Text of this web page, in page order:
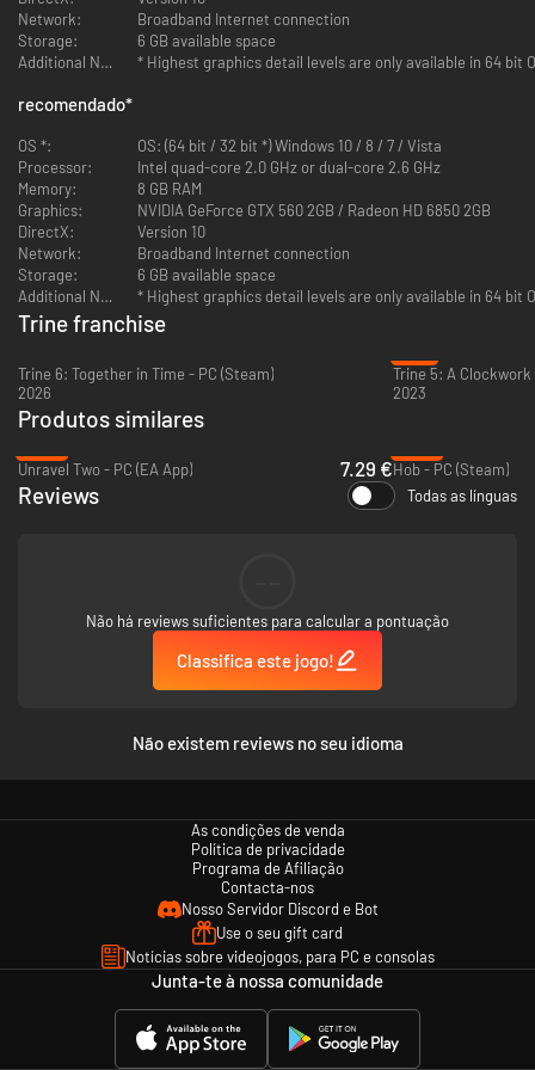
Até três jogadores podem jogar em cooperação online e local. Qualquer
combinação é possível (por exemplo, 2 jogadores locais e 1 online) e você
pode alterar de partida solo para partida multijogador e vice versa.
Jogue com seus amigos do Steam e descubram juntos os segredos!
As Páginas Perdidas
Teste definitivo para suas habilidades, as Páginas Perdidas apresentam
incríveis mecanismos, design focado nos personagens e desafios de
raciocínio absurdos. Você será capaz de desbloquear todas as Páginas
Trilha sonora
O premiado compositor Ari Pulkkinen retorna trazendo uma incrível trilha
Fantasia Fantástica
Viaje por cenários de tirar o fôlego em um encantador mundo de contos
japonês e português brasileiro.
O jogo apresenta seu conteúdo totalmente disponível em inglês, francês,
alemão, espanhol, russo, japonês e português brasileiro (voz + legendas).
Outros idiomas estão disponíveis apenas para legendas.
Amadeus, o Bruxo; Pontius, o Cavaleiro; e Zoya, a Ladra, chegaram à
conclusão de que ter a vida controlada por um poderoso artefato mágico
não é a melhor das formas de existência a longo prazo.
Os heróis tentam devolver seus extraordinários dons ao artefato
Network:
Broadband Internet connection
Storage:
6 GB available space
Additional Notes:
* Highest graphics detail levels are only available in 64 bit
recomendado*
OS *:
OS: (64 bit / 32 bit *) Windows 10 / 8 / 7 / Vista
Processor:
Intel quad-core 2.0 GHz or dual-core 2.6 GHz
Memory:
8 GB RAM
Graphics:
NVIDIA GeForce GTX 560 2GB / Radeon HD 6850 2GB
DirectX:
Version 10
Network:
Broadband Internet connection
Storage:
6 GB available space
Additional Notes:
* Highest graphics detail levels are only available in 64 bit
Trine franchise
Trine 6: Together in Time - PC (Steam)
2026
Trine 5: A
2023
Produtos similares
Unravel Two - PC (EA App)
7.29 €Hob - PC (Steam)
Reviews Todas as línguas
Não há reviews suficientes para calcular a pontuação
Classifica este jogo!
Não existem reviews no seu idioma
As condições de venda
Política de privacidade
Programa de Afiliação
Contacta-nos
Nosso Servidor Discord e Bot
Use o seu gift card
Notícias sobre videojogos, para PC e consolas
Junta-te à nossa comunidade